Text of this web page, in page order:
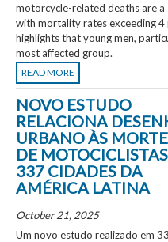
motorcycle-related deaths are a
with mortality rates exceeding
highlights that young men,
most affected group.
READ MORE
NOVO ESTUDO
RELACIONA
URBANO ÀS
DE
337 CIDADES DA
AMÉRICA LATINA
October 21, 2025
Um novo estudo realizado em